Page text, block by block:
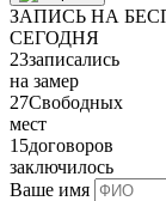
ЗАПИСЬ НА
СЕГОДНЯ
23записались
на замер
27Свободных
мест
15договоров
заключилось
Ваше имя